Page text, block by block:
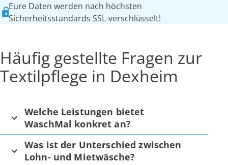
Eure Daten werden nach höchsten
Sicherheitsstandards SSL-verschlüsselt!
Häufig gestellte Fragen zur
Textilpflege in Dexheim
Welche Leistungen bietet
WaschMal konkret an?
Was ist der Unterschied zwischen
Lohn- und Mietwäsche?